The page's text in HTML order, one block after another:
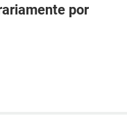
por